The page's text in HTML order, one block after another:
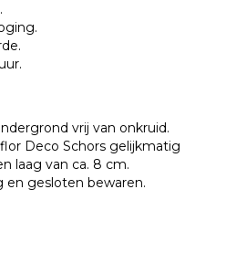
vrij van onkruid.
Deco Schors gelijkmatig
laag van ca. 8 cm.
en gesloten bewaren.